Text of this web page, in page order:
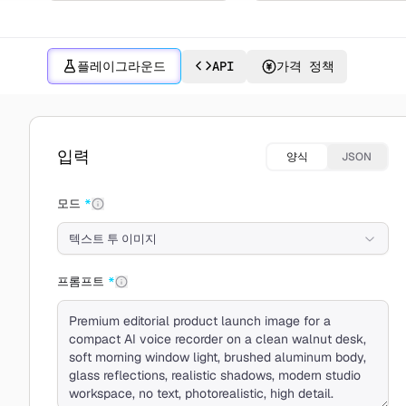
플레이그라운드 API 가격 정책
MiniMax Image 01(으)로 만들기
입력 양식 JSON
모드 *
텍스트 투 이미지
프롬프트 *